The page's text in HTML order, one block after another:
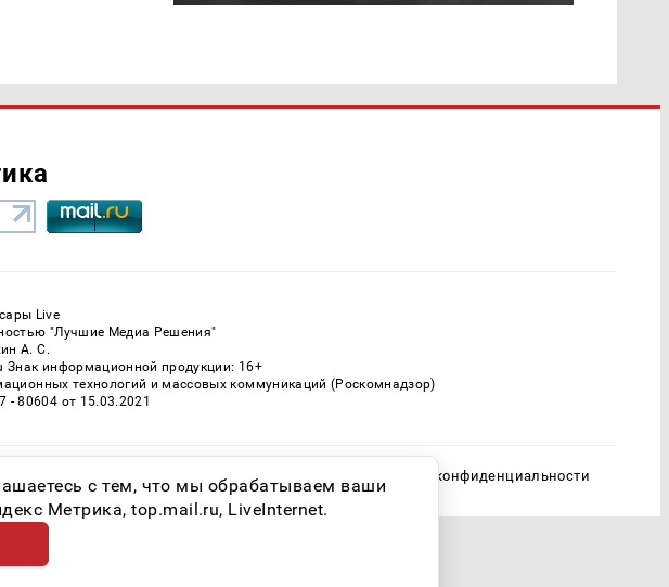
Live
"Лучшие Медиа Решения"
А. С.
Знак информационной продукции: 16+
технологий и массовых коммуникаций (Роскомнадзор)
80604 от 15.03.2021
сайта 16+ Политика конфиденциальности
с тем, что мы обрабатываем ваши
Метрика, top.mail.ru, LiveInternet.